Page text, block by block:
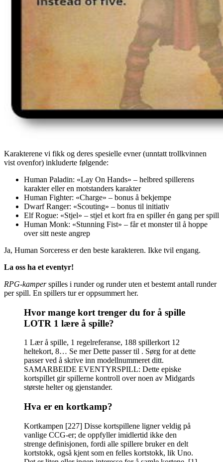
Karakterene vi fikk og deres spesielle evner (unntatt trollkvinnen
vist ovenfor) inkluderte følgende:
Human Paladin: «Lay On Hands» – helbred spillerens
karakter eller en motstanders karakter
Human Fighter: «Charge» – bonus å bekjempe
Dwarf Ranger: «Scouting» – bonus til initiativ
Elf Rogue: «Stjel» – stjel et kort fra en spiller én gang per spill
Human Monk: «Stunning Fist» – får et monster til å hoppe
over sitt neste angrep
Ja, Human Sorceress er den beste karakteren. Ikke tvil engang.
La oss ha et eventyr!
RPG-kamperspilles i runder og runder uten et bestemt antall runder
per spill. En spillers tur er oppsummert her.
Hvor mange kort trenger du for å spille
LOTR 1 lære å spille?
1 Lær å spille, 1 regelreferanse, 188 spillerkort 12
heltekort, 8… Se mer Dette passer til . Sørg for at dette
passer ved å skrive inn modellnummeret ditt.
SAMARBEIDE EVENTYRSPILL: Dette episke
kortspillet gir spillerne kontroll over noen av Midgards
største helter og gjenstander.
Hva er en kortkamp?
Kortkampen [227] Disse kortspillene ligner veldig på
vanlige CCG-er; de oppfyller imidlertid ikke den
strenge definisjonen, fordi alle spillere bruker en delt
kortstokk, også kjent som en felles kortstokk, lik Uno.